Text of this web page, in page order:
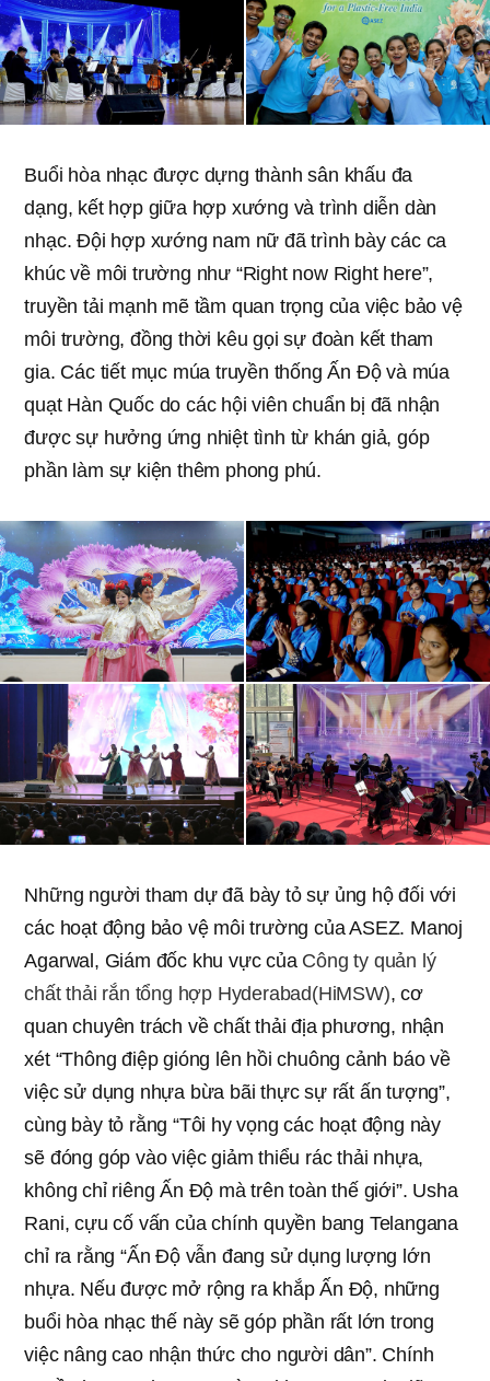
Buổi hòa nhạc được dựng thành sân khấu đa
dạng, kết hợp giữa hợp xướng và trình diễn dàn
nhạc. Đội hợp xướng nam nữ đã trình bày các ca
khúc về môi trường như “Right now Right here”,
truyền tải mạnh mẽ tầm quan trọng của việc bảo vệ
môi trường, đồng thời kêu gọi sự đoàn kết tham
gia. Các tiết mục múa truyền thống Ấn Độ và múa
quạt Hàn Quốc do các hội viên chuẩn bị đã nhận
được sự hưởng ứng nhiệt tình từ khán giả, góp
phần làm sự kiện thêm phong phú.
Những người tham dự đã bày tỏ sự ủng hộ đối với
các hoạt động bảo vệ môi trường của ASEZ. Manoj
Agarwal, Giám đốc khu vực của Công ty quản lý
chất thải rắn tổng hợp Hyderabad(HiMSW), cơ
quan chuyên trách về chất thải địa phương, nhận
xét “Thông điệp gióng lên hồi chuông cảnh báo về
việc sử dụng nhựa bừa bãi thực sự rất ấn tượng”,
cùng bày tỏ rằng “Tôi hy vọng các hoạt động này
sẽ đóng góp vào việc giảm thiểu rác thải nhựa,
không chỉ riêng Ấn Độ mà trên toàn thế giới”. Usha
Rani, cựu cố vấn của chính quyền bang Telangana
chỉ ra rằng “Ấn Độ vẫn đang sử dụng lượng lớn
nhựa. Nếu được mở rộng ra khắp Ấn Độ, những
buổi hòa nhạc thế này sẽ góp phần rất lớn trong
việc nâng cao nhận thức cho người dân”. Chính